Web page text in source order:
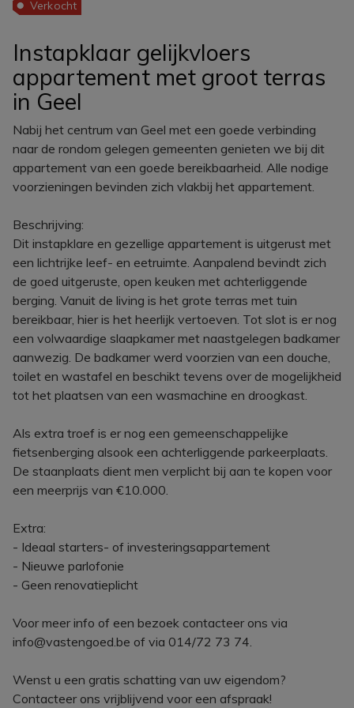
Instapklaar gelijkvloers
appartement met groot terras
in Geel
Verkocht
Nabij het centrum van Geel met een goede verbinding
naar de rondom gelegen gemeenten genieten we bij dit
appartement van een goede bereikbaarheid. Alle nodige
voorzieningen bevinden zich vlakbij het appartement.
Beschrijving:
Dit instapklare en gezellige appartement is uitgerust met
een lichtrijke leef- en eetruimte. Aanpalend bevindt zich
de goed uitgeruste, open keuken met achterliggende
berging. Vanuit de living is het grote terras met tuin
bereikbaar, hier is het heerlijk vertoeven. Tot slot is er nog
een volwaardige slaapkamer met naastgelegen badkamer
aanwezig. De badkamer werd voorzien van een douche,
toilet en wastafel en beschikt tevens over de mogelijkheid
tot het plaatsen van een wasmachine en droogkast.
Als extra troef is er nog een gemeenschappelijke
fietsenberging alsook een achterliggende parkeerplaats.
De staanplaats dient men verplicht bij aan te kopen voor
een meerprijs van €10.000.
Extra:
- Ideaal starters- of investeringsappartement
- Nieuwe parlofonie
- Geen renovatieplicht
Voor meer info of een bezoek contacteer ons via
info@vastengoed.be of via 014/72 73 74.
Wenst u een gratis schatting van uw eigendom?
Contacteer ons vrijblijvend voor een afspraak!